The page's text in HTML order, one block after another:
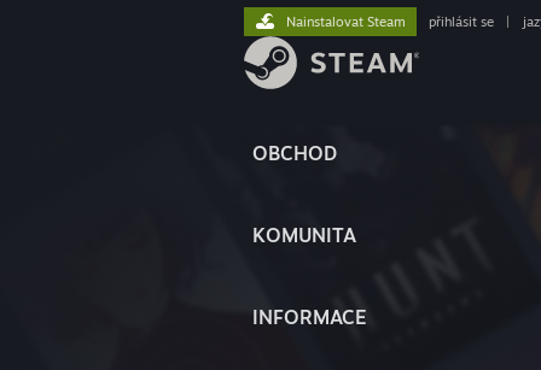
OBCHOD
KOMUNITA
INFORMACE
Nainstalovat Steam přihlásit se